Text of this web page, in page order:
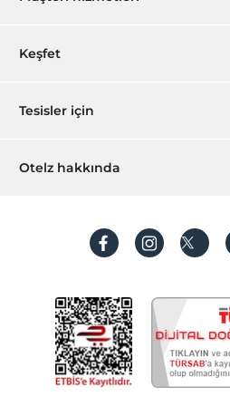
Emanet kasası
Hızlı check-in/check-out
Temizlik Hizmetleri
Günlük temizlik hizmeti
Çamaşırhane
Ütü hizmeti
Rezervasyon yönet
Sıkça sorulan sorular
İşlem rehberi
Keşfet
Hediye Kart
Hesap oluştur
Tesisler için
Hemen tesisinizi ekleyin
Otelz hakkında
Koşullar ve şartlar
Aydınlatma metni